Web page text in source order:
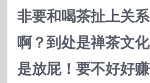
非要和喝茶扯上关
啊？到处是禅茶文
是放屁！要不好好